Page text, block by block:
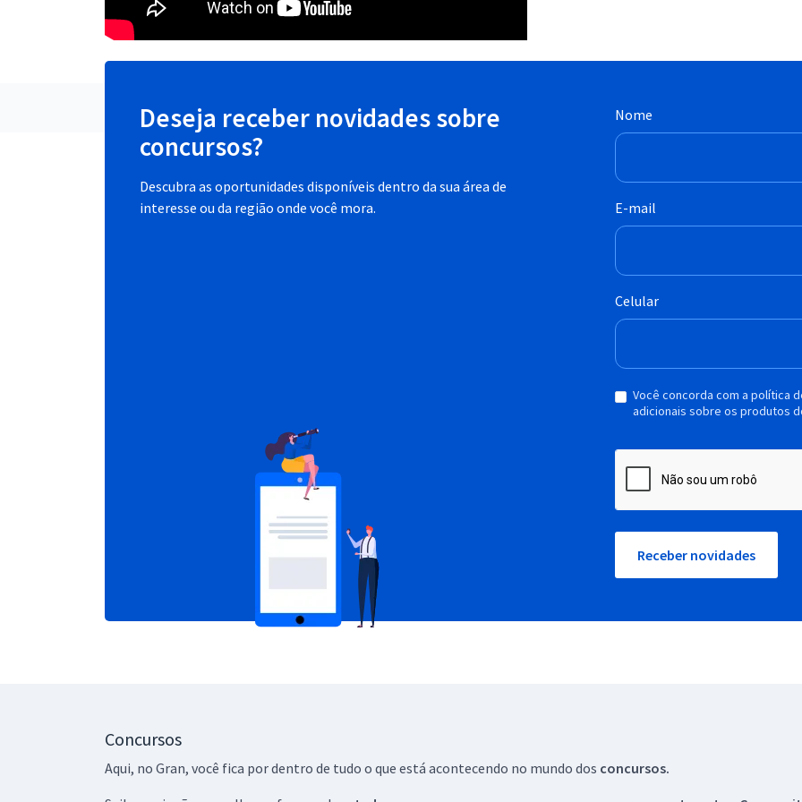
Deseja receber novidades sobre
concursos?
Descubra as oportunidades disponíveis dentro da sua área de
interesse ou da região onde você mora.
Nome
E-mail
Celular
Você concorda com a política
adicionais sobre os produtos
Receber novidades
Concursos
Aqui, no Gran, você fica por dentro de tudo o que está acontecendo no mundo dos concursos.